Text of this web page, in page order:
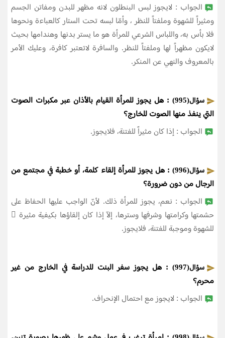
الجواب : لايجوز لبس البنطلون لانه مظهر للبدن ومفاتن الجسم
ومثيراً للشهوة وملفتاً للنظر ، وأمّا لبسه تحت الستار كالعباءة ونحوها
فلا بأس به، واللباس الشرعي للمرأة هو ما يستر بدنها وهندامها بحيث
لايكون مظهراً لها وملفتاً للنظر. والسافرة لاتعتبر كافرة، وعليك الأمر
بالمعروف والنهي عن المنكر.
سؤال(995)
: هل يجوز للمرأة القيام بالأذان عبر مكبرات الصوت
التي ينفذ منها الصوت للخارج؟
الجواب : إذا كان مثيراً للفتنة، فلايجوز.
سؤال(996)
: هل يجوز للمرأة إلقاء كلمة، أو خطبة في مجتمع من
الرجال من دون ضرورة؟
الجواب : نعم، يجوز للمرأة ذلك. لأنّ الواجب عليها الحفاظ على
حشمتها وكرامتها وشرفها وسترها، إلاّ إذا كان إلقاؤها بكيفية مثيرة ٍ
للشهوة وموجبة للفتنة، فلايجوز.
سؤال(997)
: هل يجوز سفر البنت للدراسة في الخارج من غير
محرم؟
الجواب : لايجوز مع احتمال الإنحراف.